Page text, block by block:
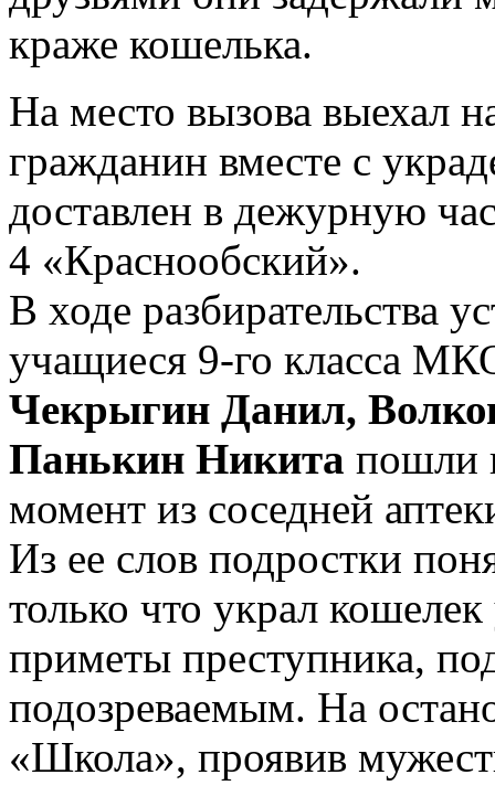
краже кошелька.
На место вызова выехал
гражданин вместе с
доставлен в дежурную
4 «Краснообский».
В ходе разбирательства
учащиеся 9-го класса
Чекрыгин Данил,
Панькин Никита пошли
момент из соседней
Из ее слов подростки
только что украл
приметы преступника,
подозреваемым. На
«Школа», проявив